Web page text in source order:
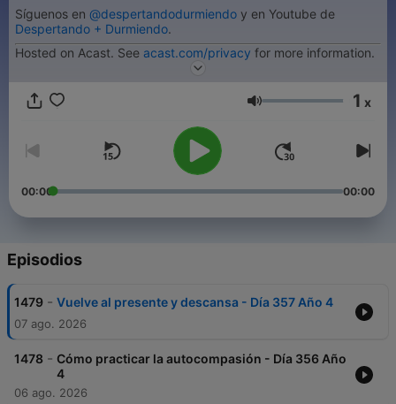
Síguenos en @despertandodurmiendo y en Youtube de
Despertando + Durmiendo.
Hosted on Acast. See acast.com/privacy for more information.
Volumen 1 x
00:00 00:00
Episodios
1479 - Vuelve al presente y descansa - Día 357 Año 4
07 ago. 2026
1478 - Cómo practicar la autocompasión - Día 356 Año
4
06 ago. 2026